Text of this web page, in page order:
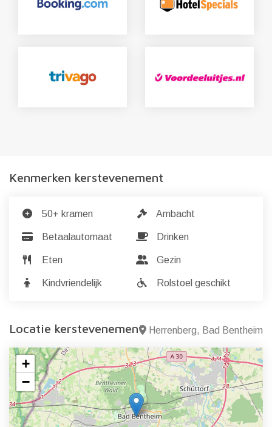
Kenmerken kerstevenement
50+ kramen Ambacht
Betaalautomaat Drinken
Eten Gezin
Kindvriendelijk Rolstoel geschikt
Locatie kerstevenement Herrenberg, Bad Bentheim
+
−